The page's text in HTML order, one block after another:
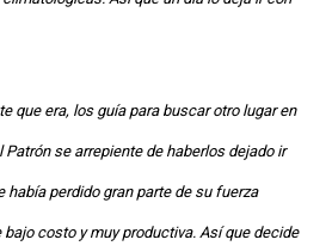
que era, los guía para buscar otro lugar en
Patrón se arrepiente de haberlos dejado ir
había perdido gran parte de su fuerza
costo y muy productiva. Así que decide